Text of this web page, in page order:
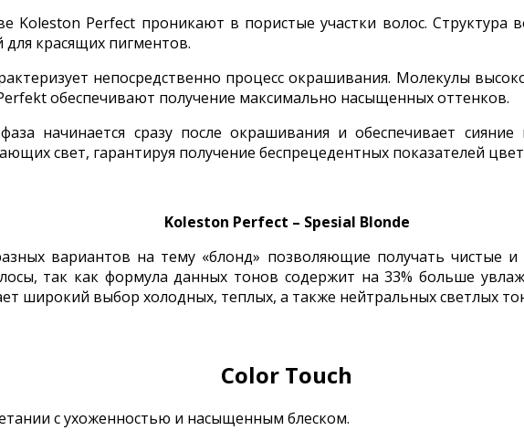
Koleston Perfect проникают в пористые участки волос. Структура
для красящих пигментов.
непосредственно процесс окрашивания. Молекулы
обеспечивают получение максимально насыщенных оттенков.
начинается сразу после окрашивания и обеспечивает
свет, гарантируя получение беспрецедентных показателей
Koleston Perfect – Spesial Blonde
вариантов на тему «блонд» позволяющие получать чистые и
так как формула данных тонов содержит на 33% больше
широкий выбор холодных, теплых, а также нейтральных светлых
Color Touch
с ухоженностью и насыщенным блеском.